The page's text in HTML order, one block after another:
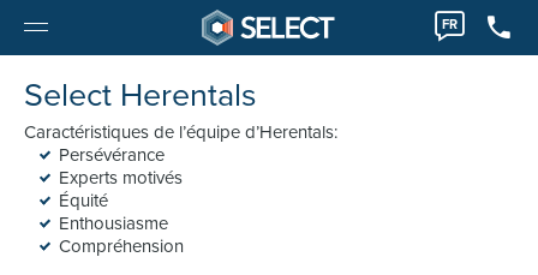
FR
Select Herentals
Caractéristiques de l’équipe d’Herentals:
Persévérance
Experts motivés
Équité
Enthousiasme
Compréhension